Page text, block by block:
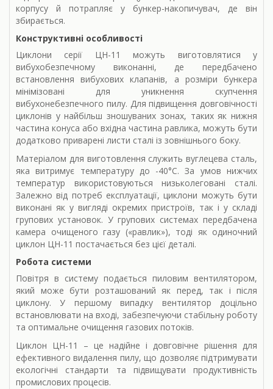
корпусу й потрапляє у бункер-накопичувач, де він
збирається.
Конструктивні особливості
Циклони серії ЦН-11 можуть виготовлятися у
вибухобезпечному виконанні, де передбачено
встановлення вибухових клапанів, а розміри бункера
мінімізовані для уникнення скупчення
вибухонебезпечного пилу. Для підвищення довговічності
циклонів у найбільш зношуваних зонах, таких як нижня
частина конуса або вхідна частина равлика, можуть бути
додатково приварені листи сталі із зовнішнього боку.
Матеріалом для виготовлення служить вуглецева сталь,
яка витримує температуру до -40°C. За умов нижчих
температур використовуються низьколеговані сталі.
Залежно від потреб експлуатації, циклони можуть бути
виконані як у вигляді окремих пристроїв, так і у складі
групових установок. У групових системах передбачена
камера очищеного газу («равлик»), тоді як одиночний
циклон ЦН-11 постачається без цієї деталі.
Робота системи
Повітря в систему подається пиловим вентилятором,
який може бути розташований як перед, так і після
циклону. У першому випадку вентилятор доцільно
встановлювати на вході, забезпечуючи стабільну роботу
та оптимальне очищення газових потоків.
Циклон ЦН-11 – це надійне і довговічне рішення для
ефективного видалення пилу, що дозволяє підтримувати
екологічні стандарти та підвищувати продуктивність
промислових процесів.